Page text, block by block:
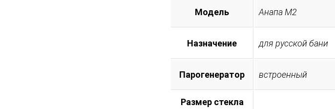
Модель Анапа М2
Назначение для русской бани
Парогенератор встроенный
Размер стекла